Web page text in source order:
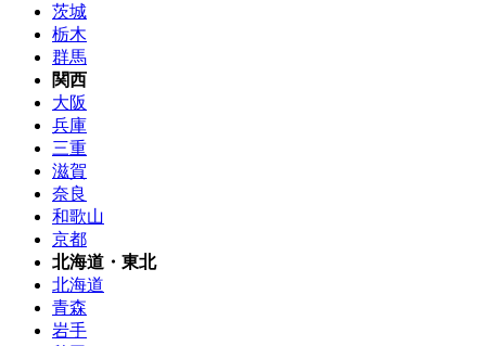
茨城
栃木
群馬
関西
大阪
兵庫
三重
滋賀
奈良
和歌山
京都
北海道・東北
北海道
青森
岩手